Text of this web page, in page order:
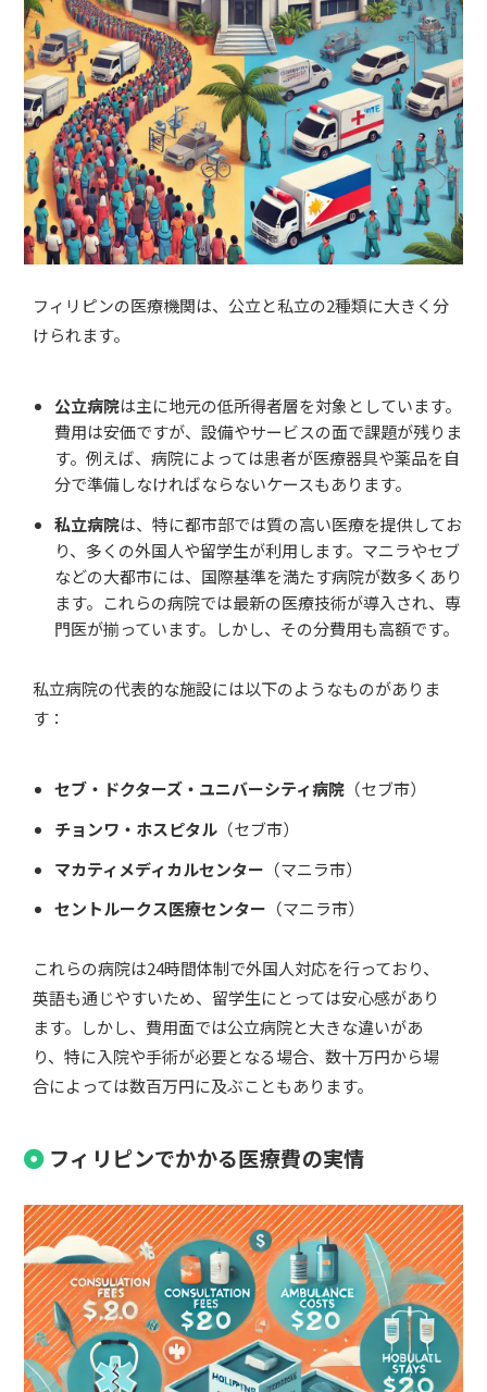
フィリピンの医療機関は、公立と私立の2種類に大きく分
けられます。
公立病院は主に地元の低所得者層を対象としています。
費用は安価ですが、設備やサービスの面で課題が残りま
す。例えば、病院によっては患者が医療器具や薬品を自
分で準備しなければならないケースもあります。
私立病院は、特に都市部では質の高い医療を提供してお
り、多くの外国人や留学生が利用します。マニラやセブ
などの大都市には、国際基準を満たす病院が数多くあり
ます。これらの病院では最新の医療技術が導入され、専
門医が揃っています。しかし、その分費用も高額です。
私立病院の代表的な施設には以下のようなものがありま
す：
セブ・ドクターズ・ユニバーシティ病院（セブ市）
チョンワ・ホスピタル（セブ市）
マカティメディカルセンター （マニラ市）
セントルークス医療センター （マニラ市）
これらの病院は24時間体制で外国人対応を行っており、
英語も通じやすいため、留学生にとっては安心感があり
ます。しかし、費用面では公立病院と大きな違いがあ
り、特に入院や手術が必要となる場合、数十万円から場
合によっては数百万円に及ぶこともあります。
フィリピンでかかる医療費の実情